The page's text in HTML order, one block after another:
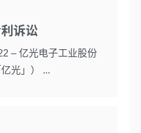
诉讼
– 亿光电子工业股份
光」） ...